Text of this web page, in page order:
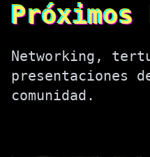
Próximos
Networking,
presentaciones
comunidad.